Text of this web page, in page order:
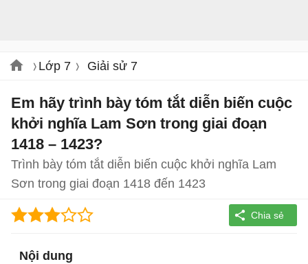
Lớp 7 Giải sử 7
Em hãy trình bày tóm tắt diễn biến cuộc
khởi nghĩa Lam Sơn trong giai đoạn
1418 – 1423?
Trình bày tóm tắt diễn biến cuộc khởi nghĩa Lam
Sơn trong giai đoạn 1418 đến 1423
Nội dung